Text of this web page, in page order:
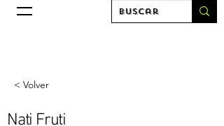
< Volver
Nati Fruti